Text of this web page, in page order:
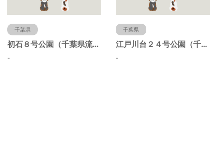
千葉県
初石８号公園（千葉県流山市）
-
千葉県
江戸川台２４号公園（千葉県流山市）
-